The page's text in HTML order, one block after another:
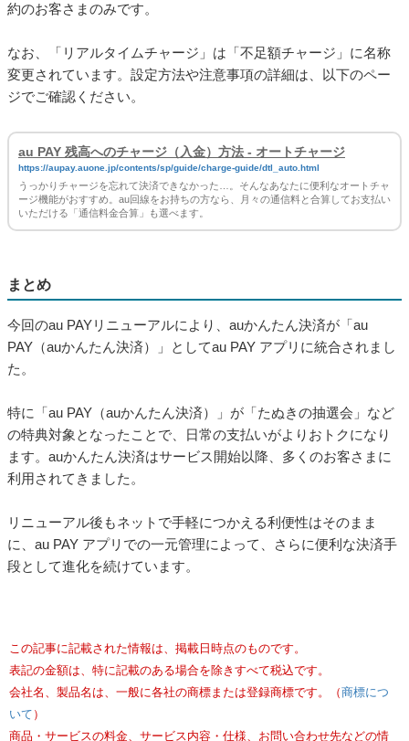
約のお客さまのみです。
なお、「リアルタイムチャージ」は「不足額チャージ」に名称
変更されています。設定方法や注意事項の詳細は、以下のペー
ジでご確認ください。
au PAY 残高へのチャージ（入金）方法 - オートチャージ
https://aupay.auone.jp/contents/sp/guide/charge-guide/dtl_auto.html
うっかりチャージを忘れて決済できなかった…。そんなあなたに便利なオートチャ
ージ機能がおすすめ。au回線をお持ちの方なら、月々の通信料と合算してお支払い
いただける「通信料金合算」も選べます。
まとめ
今回のau PAYリニューアルにより、auかんたん決済が「au
PAY（auかんたん決済）」としてau PAY アプリに統合されまし
た。
特に「au PAY（auかんたん決済）」が「たぬきの抽選会」など
の特典対象となったことで、日常の支払いがよりおトクになり
ます。auかんたん決済はサービス開始以降、多くのお客さまに
利用されてきました。
リニューアル後もネットで手軽につかえる利便性はそのまま
に、au PAY アプリでの一元管理によって、さらに便利な決済手
段として進化を続けています。
この記事に記載された情報は、掲載日時点のものです。
表記の金額は、特に記載のある場合を除きすべて税込です。
会社名、製品名は、一般に各社の商標または登録商標です。（ 商標につ
いて ）
商品・サービスの料金、サービス内容・仕様、お問い合わせ先などの情